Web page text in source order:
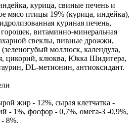
курица, свиные печень и
мясо птицы 19% (курица, индейка),
куриная печень,
витаминно-минеральная
свеклы, пивные дрожжи,
моллюск, календула,
цикорий, клюква, Юкка Шидигера,
DL-метионин, антиоксидант.
жир - 12%, сырая клетчатка -
- 1%, фосфор - 0,7%, омега-3 -0,9%,
8%.